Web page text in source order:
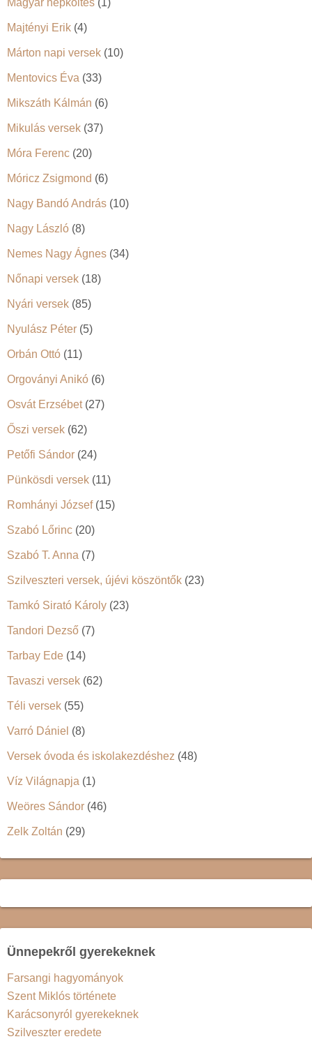
Majtényi Erik (4)
Márton napi versek (10)
Mentovics Éva (33)
Mikszáth Kálmán (6)
Mikulás versek (37)
Móra Ferenc (20)
Móricz Zsigmond (6)
Nagy Bandó András (10)
Nagy László (8)
Nemes Nagy Ágnes (34)
Nőnapi versek (18)
Nyári versek (85)
Nyulász Péter (5)
Orbán Ottó (11)
Orgoványi Anikó (6)
Osvát Erzsébet(27)
Őszi versek (62)
Petőfi Sándor (24)
Pünkösdi versek (11)
Romhányi József(15)
Szabó Lőrinc (20)
Szabó T. Anna (7)
Szilveszteri versek, újévi köszöntők (23)
Tamkó Sirató Károly (23)
Tandori Dezső (7)
Tarbay Ede (14)
Tavaszi versek (62)
Téli versek (55)
Varró Dániel (8)
Versek óvoda és iskolakezdéshez (48)
Víz Világnapja (1)
Weöres Sándor (46)
Zelk Zoltán (29)
Ünnepekről gyerekeknek
Farsangi hagyományok
Szent Miklós története
Karácsonyról gyerekeknek
Szilveszter eredete